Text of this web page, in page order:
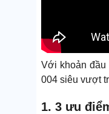
Với khoản đầu
004 siêu vượt
1. 3 ưu